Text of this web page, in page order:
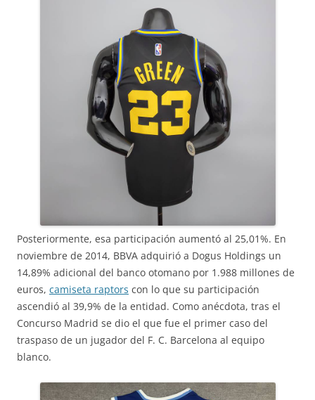
Posteriormente, esa participación aumentó al 25,01%. En
noviembre de 2014, BBVA adquirió a Dogus Holdings un
14,89% adicional del banco otomano por 1.988 millones de
euros, camiseta raptors con lo que su participación
ascendió al 39,9% de la entidad. Como anécdota, tras el
Concurso Madrid se dio el que fue el primer caso del
traspaso de un jugador del F. C. Barcelona al equipo
blanco.